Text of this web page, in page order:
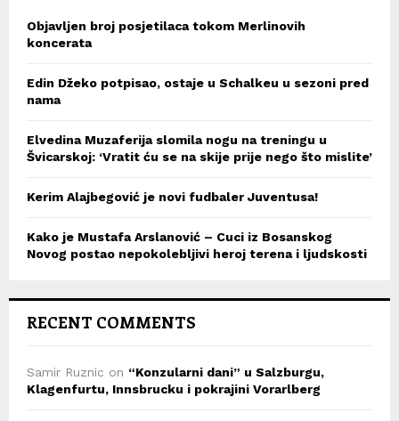
Objavljen broj posjetilaca tokom Merlinovih
koncerata
Edin Džeko potpisao, ostaje u Schalkeu u sezoni pred
nama
Elvedina Muzaferija slomila nogu na treningu u
Švicarskoj: ‘Vratit ću se na skije prije nego što mislite’
Kerim Alajbegović je novi fudbaler Juventusa!
Kako je Mustafa Arslanović – Cuci iz Bosanskog
Novog postao nepokolebljivi heroj terena i ljudskosti
RECENT COMMENTS
Samir Ruznic on “Konzularni dani” u Salzburgu,
Klagenfurtu, Innsbrucku i pokrajini Vorarlberg